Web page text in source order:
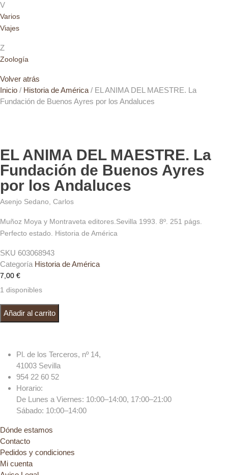
V
Varios
Viajes
Z
Zoología
Volver atrás
Inicio / Historia de América / EL ANIMA DEL MAESTRE. La
Fundación de Buenos Ayres por los Andaluces
EL ANIMA DEL MAESTRE. La
Fundación de Buenos Ayres
por los Andaluces
Asenjo Sedano, Carlos
Muñoz Moya y Montraveta editores.Sevilla 1993. 8º. 251 págs.
Perfecto estado. Historia de América
SKU 603068943
Categoría Historia de América
7,00 €
1 disponibles
EL ANIMA DEL MAESTRE. La Fundación de Buenos Ayres por los
Andaluces cantidad
Añadir al carrito
Pl. de los Terceros, nº 14,
41003 Sevilla
954 22 60 52
Horario:
De Lunes a Viernes: 10:00–14:00, 17:00–21:00
Sábado: 10:00–14:00
Dónde estamos
Contacto
Pedidos y condiciones
Mi cuenta